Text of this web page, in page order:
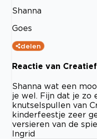
Shanna
Goes
delen
Reactie van
Shanna wat een
je wel. Fijn dat je zo
knutselspullen van
kinderfeestje zeer
versieren van de
Ingrid